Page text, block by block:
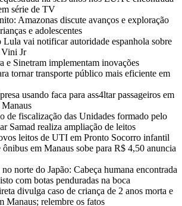
série de TV
Amazonas discute avanços e exploração
e adolescentes
Lula vai notificar autoridade espanhola sobre
Vini Jr
e Sinetram implementam inovações
tornar transporte público mais eficiente em
usando faca para ass4ltar passageiros em
de fiscalização das Unidades formado pelo
Samad realiza ampliação de leitos
leitos de UTI em Pronto Socorro infantil
ônibus em Manaus sobe para R$ 4,50 anuncia
norte do Japão: Cabeça humana encontrada
com botas penduradas na boca
divulga caso de criança de 2 anos morta e
Manaus; relembre os fatos